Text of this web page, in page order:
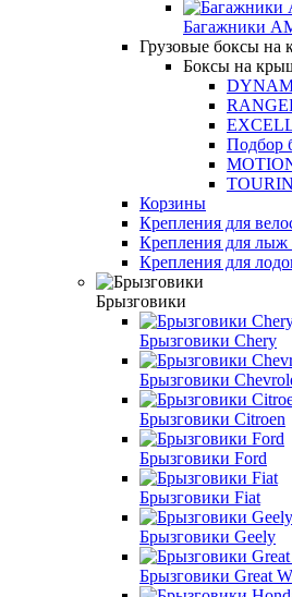
Багажники
Грузовые боксы на
Боксы на
Подбор
Корзины
Крепления для
Крепления для лыж
Крепления для
Брызговики
Брызговики Chery
Брызговики
Брызговики Citroen
Брызговики Ford
Брызговики Fiat
Брызговики Geely
Брызговики Great